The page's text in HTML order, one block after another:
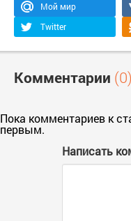
Мой мир
Twitter
Комментарии (0)
Пока комментариев к
первым.
Написать